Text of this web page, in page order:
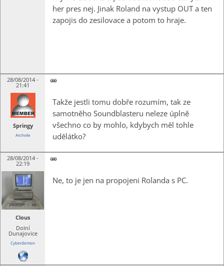
her pres nej. Jinak Roland na vystup OUT a ten
zapojis do zesilovace a potom to hraje.
28/08/2014 -
21:41
Springy
Archvile
Takže jestli tomu dobře rozumím, tak ze
samotněho Soundblasteru neleze úplně
všechno co by mohlo, kdybych měl tohle
udělátko?
28/08/2014 -
22:19
Clous
Dolní
Dunajovice
Cyberdemon
Ne, to je jen na propojeni Rolanda s PC.